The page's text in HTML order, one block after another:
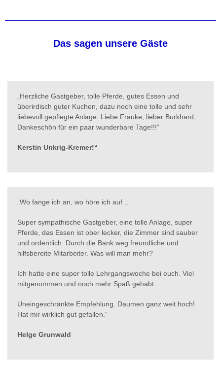
Das sagen unsere Gäste
„Herzliche Gastgeber, tolle Pferde, gutes Essen und
überirdisch guter Kuchen, dazu noch eine tolle und sehr
liebevoll gepflegte Anlage. Liebe Frauke, lieber Burkhard,
Dankeschön für ein paar wunderbare Tage!!!“
Kerstin Unkrig-Kremer!“
„Wo fange ich an, wo höre ich auf …
Super sympathische Gastgeber, eine tolle Anlage, super
Pferde, das Essen ist ober lecker, die Zimmer sind sauber
und ordentlich. Durch die Bank weg freundliche und
hilfsbereite Mitarbeiter. Was will man mehr?
Ich hatte eine super tolle Lehrgangswoche bei euch. Viel
mitgenommen und noch mehr Spaß gehabt.
Uneingeschränkte Empfehlung. Daumen ganz weit hoch!
Hat mir wirklich gut gefallen.“
Helge Grunwald